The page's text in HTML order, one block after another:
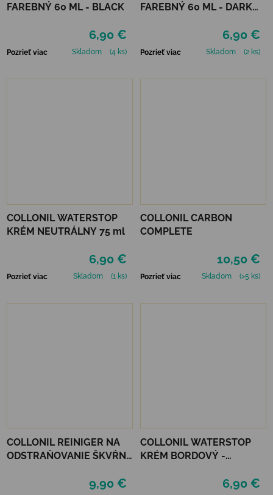
FAREBNÝ 60 ML - BLACK
6,90 €
Pozrieť viac Skladom (4 ks)
FAREBNÝ 60 ML - DARK
6,90 €
Pozrieť viac Skladom (2 ks)
COLLONIL WATERSTOP
KRÉM NEUTRÁLNY 75 ml
6,90 €
Pozrieť viac Skladom (1 ks)
COLLONIL CARBON
COMPLETE
10,50 €
Pozrieť viac Skladom (>5 ks)
COLLONIL REINIGER NA
ODSTRAŇOVANIE ŠKVŔN
9,90 €
COLLONIL WATERSTOP
KRÉM BORDOVÝ -
6,90 €